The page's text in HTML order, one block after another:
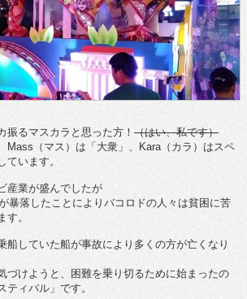
振るマスカラと思った方！ （はい、私です）
Mass（マス）は「大衆」、Kara（カラ）はスペ
ています。
産業が盛んでしたが
暴落したことによりバコロドの人々は貧困に苦
す。
船していた船が事故により多くの方が亡くなり
づけようと、困難を乗り切るために始まったの
ティバル」です。